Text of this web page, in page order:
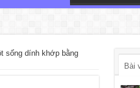
sống dính khớp bằng
Bài